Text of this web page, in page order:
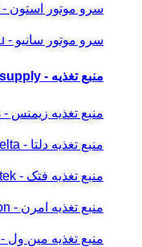
سرو موتور استون - Estun
سرو موتور سانیو - Sanyu
منبع تغذیه - Power supply
منبع تغذیه زیمنس - Siemens
منبع تغذیه دلتا - Delta
منبع تغذیه فتک - Fatek
منبع تغذیه امرن - Omron
منبع تغذیه مین ول - Meanwell